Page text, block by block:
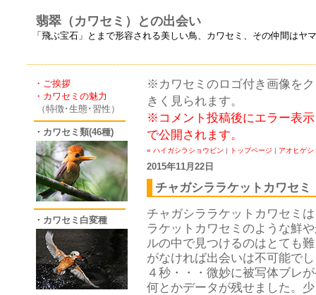
翡翠（カワセミ）との出会い
「飛ぶ宝石」とまで形容される美しい鳥、カワセミ、その仲間は
・ご挨拶
・カワセミの魅力
（特徴･生態･習性）
・カワセミ類(46種)
・カワセミ白変種
※カワセミのロゴ付き画像を
きく見られます。
※コメント投稿後にエラー表
で公開されます。
« ハイガシラショウビン | トップページ | アオヒゲシ
2015年11月22日
チャガシララケットカワセミ
チャガシララケットカワセミ
ラケットカワセミのような鮮
ルの中で見つけるのはとても
がなければ出会いは不可能で
４秒・・・微妙に被写体ブレ
何とかデータが残せました。